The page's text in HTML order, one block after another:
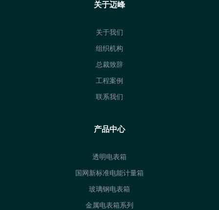
关于迈峰
关于我们
组织机构
总裁致辞
工程案例
联系我们
产品中心
透明电表箱
国网新标准电能计量箱
玻璃钢电表箱
金属电表箱系列